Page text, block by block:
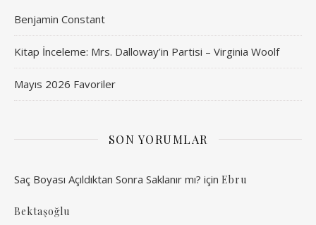
Benjamin Constant
Kitap İnceleme: Mrs. Dalloway’in Partisi – Virginia Woolf
Mayıs 2026 Favoriler
SON YORUMLAR
Saç Boyası Açıldıktan Sonra Saklanır mı? için Ebru
Bektaşoğlu